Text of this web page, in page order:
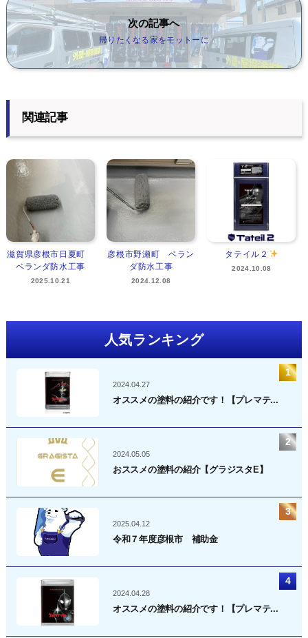
次の記事へ
帰りたくなる家をモットーに
関連記事
滋賀県彦根市日夏町
ベランダ防水工事
2025.10.21
彦根市野瀬町 ベラン
ダ防水工事
2024.12.08
タテイル２
2024.10.08
人気ランキング
2024.04.27
オススメの塗料の紹介です！【プレマテ...
2024.05.05
おススメの塗料の紹介【グラジスタE】
2025.04.12
令和７年度彦根市 補助金
2024.04.28
オススメの塗料の紹介です！【プレマテ...